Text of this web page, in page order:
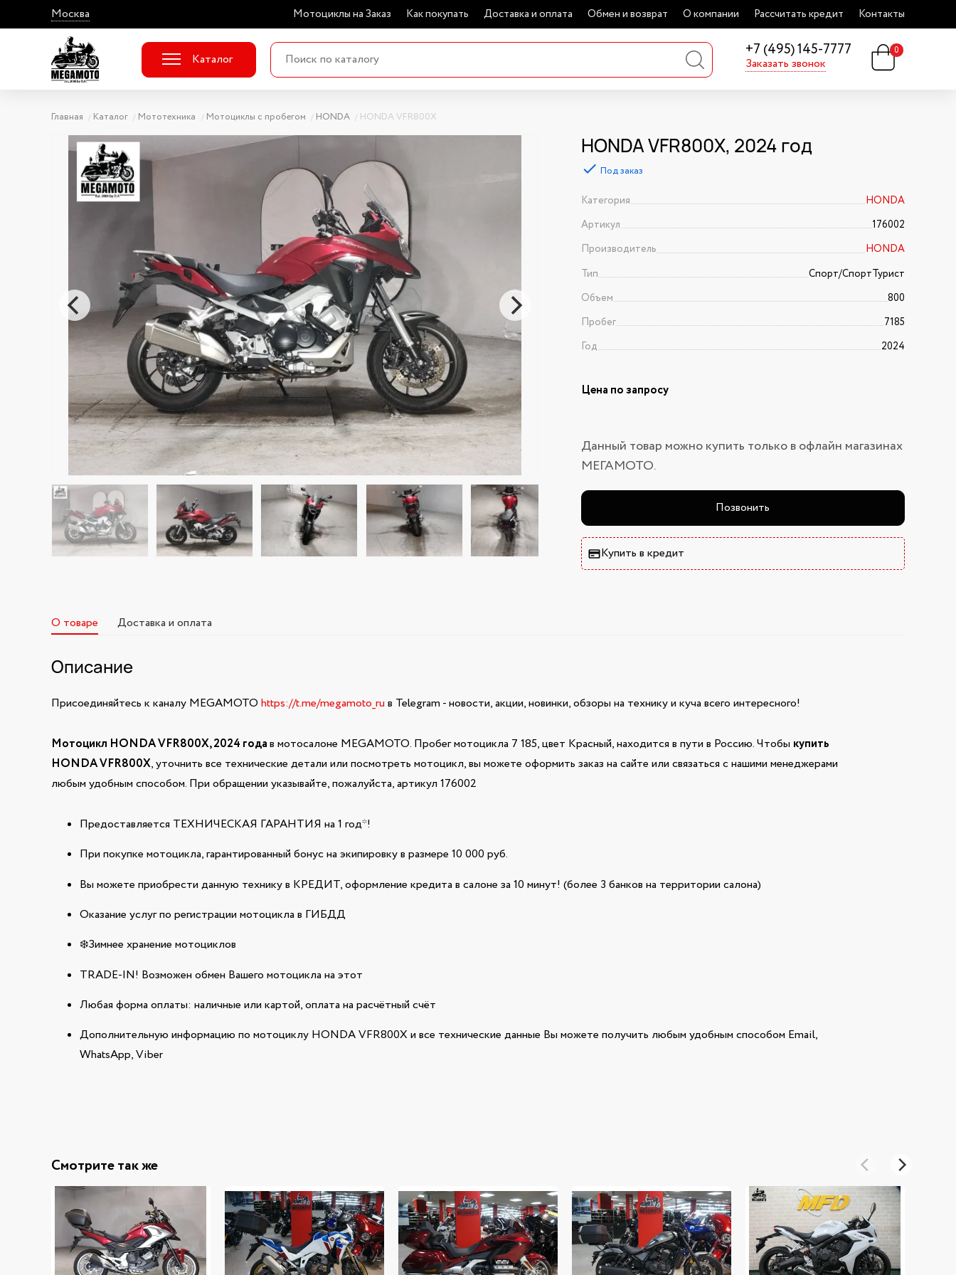
Москва Мотоциклы на Заказ Как покупать Доставка и оплата Обмен и возврат О компании Рассчитать кредит Контакты
+7 (495) 145-7777
Заказать звонок
Каталог
0
Главная Каталог Мототехника Мотоциклы с пробегом HONDA HONDA VFR800X
HONDA VFR800X, 2024 год
Под заказ
Категория
HONDA
Артикул
176002
Производитель
HONDA
Тип
Спорт/CпортТурист
Объем
800
Пробег
7185
Год
2024
Цена по запросу
Данный товар можно купить только в офлайн магазинах
МЕГАМОТО.
Позвонить
Купить в кредит
О товаре Доставка и оплата
Описание
Присоединяйтесь к каналу MEGAMOTO https://t.me/megamoto_ru в Telegram - новости, акции, новинки, обзоры на технику и куча всего интересного!
Мотоцикл HONDA VFR800X, 2024 годав мотосалоне MEGAMOTO. Пробег мотоцикла 7 185, цвет Красный, находится в пути в Россию. Чтобы купить
HONDA VFR800X, уточнить все технические детали или посмотреть мотоцикл, вы можете оформить заказ на сайте или связаться с нашими менеджерами
любым удобным способом. При обращении указывайте, пожалуйста, артикул 176002
Предоставляется ТЕХНИЧЕСКАЯ ГАРАНТИЯ на 1 год*!
При покупке мотоцикла, гарантированный бонус на экипировку в размере 10 000 руб.
Вы можете приобрести данную технику в КРЕДИТ, оформление кредита в салоне за 10 минут! (более 3 банков на территории салона)
Оказание услуг по регистрации мотоцикла в ГИБДД
❄️Зимнее хранение мотоциклов
TRADE-IN! Возможен обмен Вашего мотоцикла на этот
Любая форма оплаты: наличные или картой, оплата на расчётный счёт
Дополнительную информацию по мотоциклу HONDA VFR800X и все технические данные Вы можете получить любым удобным способом Email,
WhatsApp, Viber
Смотрите так же